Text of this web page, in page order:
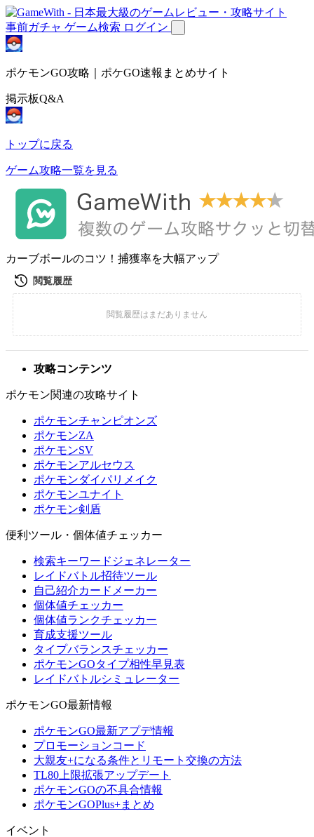
事前ガチャ ゲーム検索 ログイン
ポケモンGO攻略｜ポケGO速報まとめサイト
掲示板Q&A
トップに戻る
ゲーム攻略一覧を見る
カーブボールのコツ！捕獲率を大幅アップ
攻略コンテンツ
ポケモン関連の攻略サイト
ポケモンチャンピオンズ
ポケモンZA
ポケモンSV
ポケモンアルセウス
ポケモンダイパリメイク
ポケモンユナイト
ポケモン剣盾
便利ツール・個体値チェッカー
検索キーワードジェネレーター
レイドバトル招待ツール
自己紹介カードメーカー
個体値チェッカー
個体値ランクチェッカー
育成支援ツール
タイプバランスチェッカー
ポケモンGOタイプ相性早見表
レイドバトルシミュレーター
ポケモンGO最新情報
ポケモンGO最新アプデ情報
プロモーションコード
大親友+になる条件とリモート交換の方法
TL80上限拡張アップデート
ポケモンGOの不具合情報
ポケモンGOPlus+まとめ
イベント